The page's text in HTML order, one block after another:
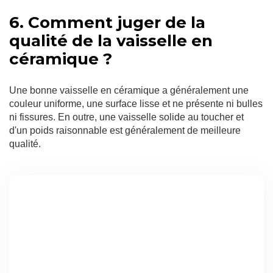
6. Comment juger de la
qualité de la vaisselle en
céramique ?
Une bonne vaisselle en céramique a généralement une
couleur uniforme, une surface lisse et ne présente ni bulles
ni fissures. En outre, une vaisselle solide au toucher et
d'un poids raisonnable est généralement de meilleure
qualité.